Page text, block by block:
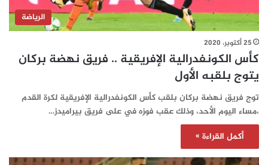
الرياضة
25 أكتوبر، 2020
كأس الكونفدرالية الإفريقية .. فريق نهضة بركان
يتوج بلقبه الأول
توج فريق نهضة بركان بلقب كأس الكونفدرالية الإفريقية لكرة القدم
،مساء اليوم الأحد، وذلك عقب فوزه في على فريق بيراميدز…
أكمل القراءة »